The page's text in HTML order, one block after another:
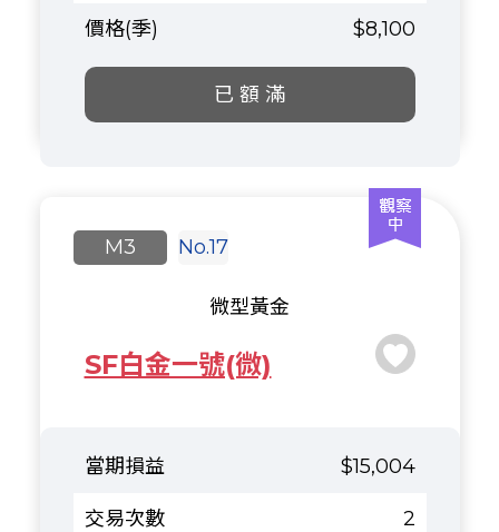
$8,100
已 額 滿
No.17
SF白金一號(微)
微型黃金
M3
$15,004
2